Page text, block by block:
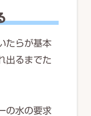
たらが基本
出るまでた
の水の要求